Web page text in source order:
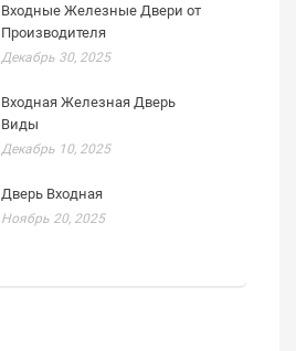
Входные Железные Двери от
Производителя
Декабрь 30, 2025
Входная Железная Дверь
Виды
Декабрь 10, 2025
Дверь Входная
Ноябрь 20, 2025